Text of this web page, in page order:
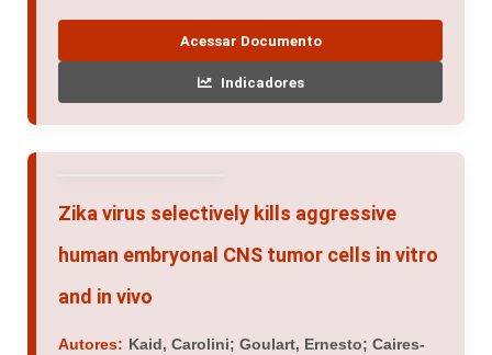
Acessar Documento
Indicadores
Zika virus selectively kills aggressive
human embryonal CNS tumor cells in vitro
and in vivo
Autores: Kaid, Carolini; Goulart, Ernesto; Caires-